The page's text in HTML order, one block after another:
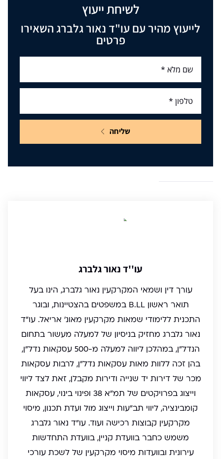
לשיחת ייעוץ
לייעוץ מהיר עם עו"ד נאור גלברג השאירו
פרטים
שליחה
עו''ד נאור גלברג
עורך דין ושמאי המקרקעין נאור גלברג, הינו בעל
תואר ראשון B.LL במשפטים בהצטיינות, ובוגר
התכנית ללימודי שמאות מקרקעין מאונ' אריאל. עו"ד
נאור גלברג מחזיק בניסיון של למעלה מעשור בתחום
הנדל"ן, במהלכן ליווה למעלה מ-500 עסקאות נדל"ן,
בהן זכה ללוות מאות עסקאות נדל"ן, לרבות עסקאות
מכר של דירות יד שנייה ודירות מקבלן, זאת לצד ליווי
וייצוג בפרויקטים של תמ"א 38 ופינוי בינוי, עסקאות
קומבינציה, ליווי תב"עות וייצוג מול ועדת תכנון, מיסוי
מקרקעין קבוצות רכישה ועוד. עו"ד נאור גלברג
משמש כחבר בוועדת קניין, בוועדת התחדשות
עירונית ובוועדות מיסוי מקרקעין של לשכת עורכי